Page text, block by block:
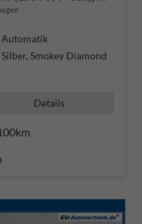
Automatik
Silber, Smokey Diamond
Details